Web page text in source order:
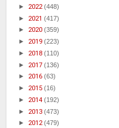
► 2022(448)
► 2021 (417)
► 2020 (359)
► 2019 (223)
► 2018 (110)
► 2017 (136)
► 2016 (63)
► 2015 (16)
► 2014 (192)
► 2013 (473)
► 2012(479)